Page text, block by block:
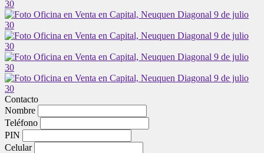
Contacto
Nombre
Teléfono
PIN
Celular